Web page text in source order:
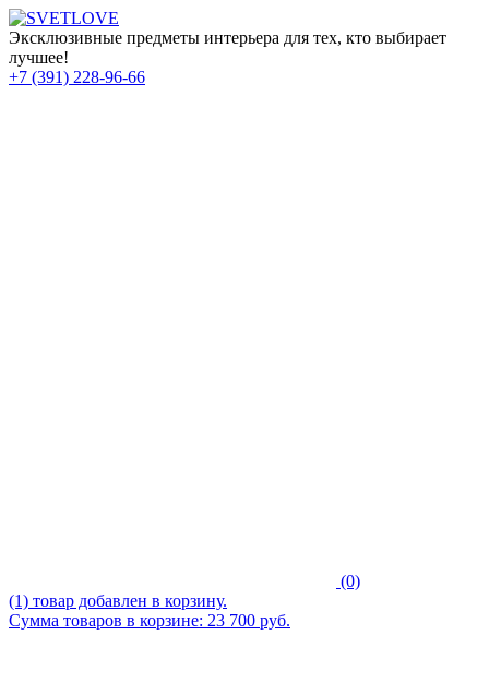
Эксклюзивные предметы интерьера для тех, кто выбирает
лучшее!
+7 (391) 228-96-66
(0)
(1) товар добавлен в корзину.
Сумма товаров в корзине: 23 700 руб.